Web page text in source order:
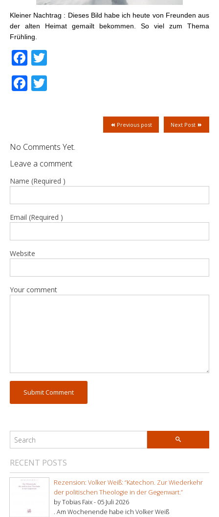
Kleiner Nachtrag : Dieses Bild habe ich heute von Freunden aus
der alten Heimat gemailt bekommen. So viel zum Thema
Frühling.
Facebook
Facebook
Next Post
Previous post
No Comments Yet.
Leave a comment
Name (Required )
Email (Required )
Website
Your comment
RECENT POSTS
Rezension: Volker Weiß: “Katechon. Zur Wiederkehr
der politischen Theologie in der Gegenwart.”
by Tobias Faix - 05 Juli 2026
. Am Wochenende habe ich Volker Weiß